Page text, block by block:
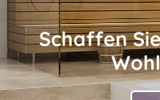
Schaffen